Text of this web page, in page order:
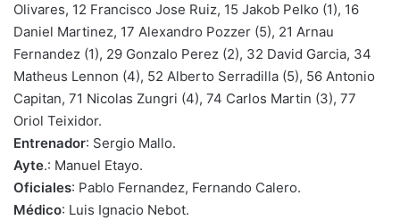
Olivares, 12 Francisco Jose Ruiz, 15 Jakob Pelko (1), 16
Daniel Martinez, 17 Alexandro Pozzer (5), 21 Arnau
Fernandez (1), 29 Gonzalo Perez (2), 32 David Garcia, 34
Matheus Lennon (4), 52 Alberto Serradilla (5), 56 Antonio
Capitan, 71 Nicolas Zungri (4), 74 Carlos Martin (3), 77
Oriol Teixidor.
Entrenador: Sergio Mallo.
Ayte.: Manuel Etayo.
Oficiales: Pablo Fernandez, Fernando Calero.
Médico: Luis Ignacio Nebot.